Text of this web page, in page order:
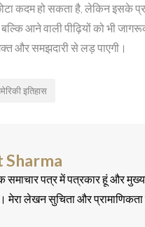
कदम हो सकता है, लेकिन इसके
आने वाली पीढ़ियों को भी
और समझदारी से लड़ पाएगी।
इतिहास
Sharma
समाचार पत्र में पत्रकार हूं और
मेरा लेखन सुचिता और प्रामाणिकता